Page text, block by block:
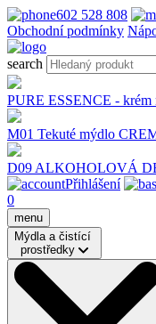
602 528 808
Obchodní podmínky
search
PURE ESSENCE - krém
M01 Tekuté mýdlo
D09 ALKOHOLOVÁ
Přihlášení
0
menu
Mýdla a čistící
prostředky